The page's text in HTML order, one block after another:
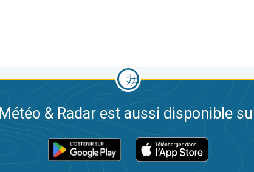
Météo & Radar est aussi disponible